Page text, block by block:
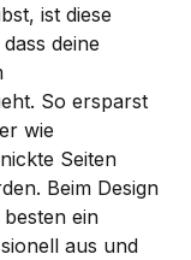
ist diese
deine
So ersparst
wie
Seiten
Beim Design
ein
aus und